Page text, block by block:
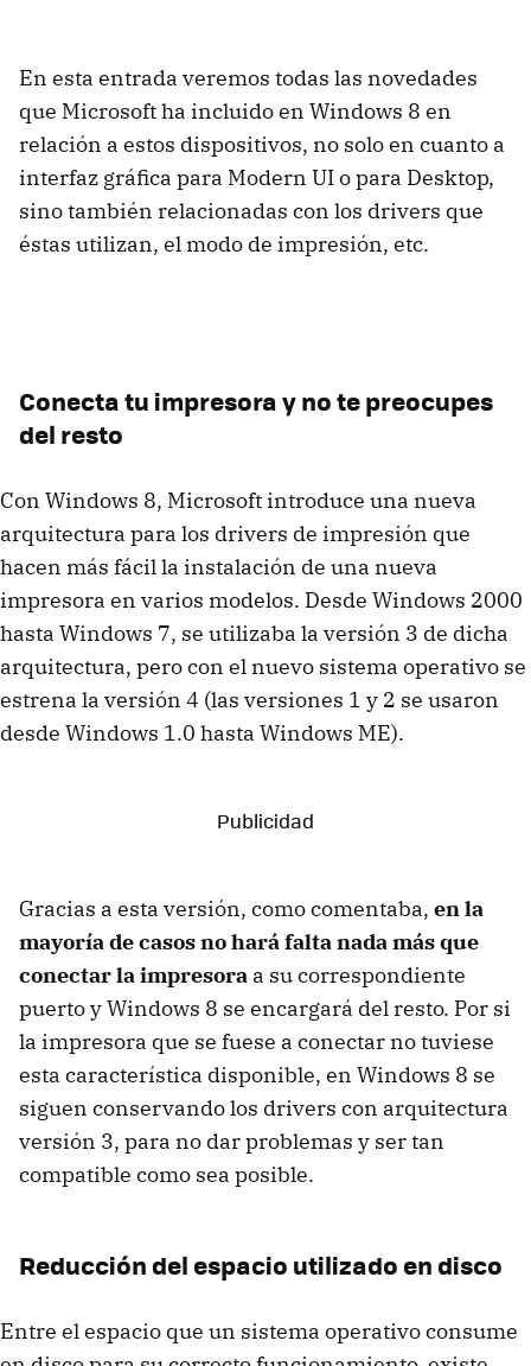
En esta entrada veremos todas las novedades
que Microsoft ha incluido en Windows 8 en
relación a estos dispositivos, no solo en cuanto a
interfaz gráfica para Modern UI o para Desktop,
sino también relacionadas con los drivers que
éstas utilizan, el modo de impresión, etc.
Conecta tu impresora y no te preocupes
del resto
Con Windows 8, Microsoft introduce una nueva
arquitectura para los drivers de impresión que
hacen más fácil la instalación de una nueva
impresora en varios modelos. Desde Windows 2000
hasta Windows 7, se utilizaba la versión 3 de dicha
arquitectura, pero con el nuevo sistema operativo se
estrena la versión 4 (las versiones 1 y 2 se usaron
desde Windows 1.0 hasta Windows ME).
Gracias a esta versión, como comentaba, en la
mayoría de casos no hará falta nada más que
conectar la impresora a su correspondiente
puerto y Windows 8 se encargará del resto. Por si
la impresora que se fuese a conectar no tuviese
esta característica disponible, en Windows 8 se
siguen conservando los drivers con arquitectura
versión 3, para no dar problemas y ser tan
compatible como sea posible.
Reducción del espacio utilizado en disco
Entre el espacio que un sistema operativo consume